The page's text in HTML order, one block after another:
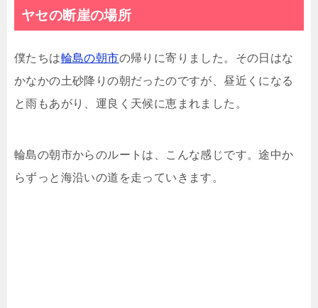
ヤセの断崖の場所
僕たちは輪島の朝市の帰りに寄りました。その日はな
かなかの土砂降りの朝だったのですが、昼近くになる
と雨もあがり、運良く天候に恵まれました。
輪島の朝市からのルートは、こんな感じです。途中か
らずっと海沿いの道を走っていきます。